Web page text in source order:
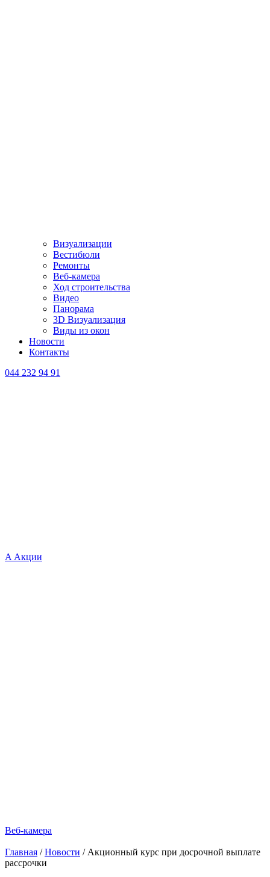
Визуализации
Вестибюли
Ремонты
Веб-камера
Ход строительства
Видео
Панорама
3D Визуализация
Виды из окон
Новости
Контакты
044 232 94 91
A Акции
Веб-камера
Главная /Новости / Акционный курс при досрочной выплате
рассрочки